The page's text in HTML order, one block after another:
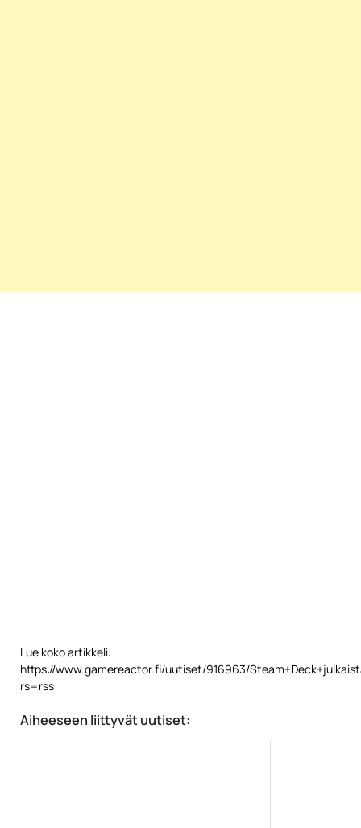
Lue koko artikkeli:
https://www.gamereactor.fi/uutiset/916963/
rs=rss
Aiheeseen liittyvät uutiset: